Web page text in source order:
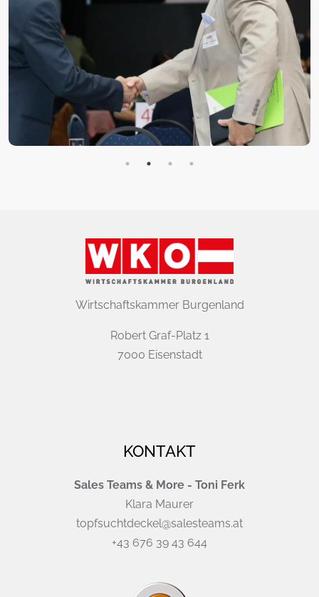
Wirtschaftskammer Burgenland
Robert Graf-Platz 1
7000 Eisenstadt
KONTAKT
Sales Teams & More - Toni Ferk
Klara Maurer
topfsuchtdeckel@salesteams.at
+43 676 39 43 644